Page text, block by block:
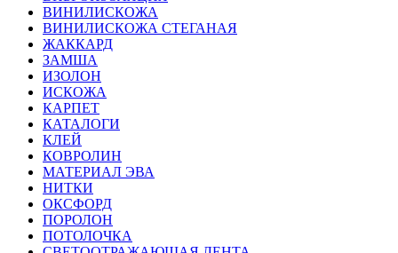
ВИНИЛИСКОЖА
ВИНИЛИСКОЖА СТЕГАНАЯ
ЖАККАРД
ЗАМША
ИЗОЛОН
ИСКОЖА
КАРПЕТ
КАТАЛОГИ
КЛЕЙ
КОВРОЛИН
МАТЕРИАЛ ЭВА
НИТКИ
ОКСФОРД
ПОРОЛОН
ПОТОЛОЧКА